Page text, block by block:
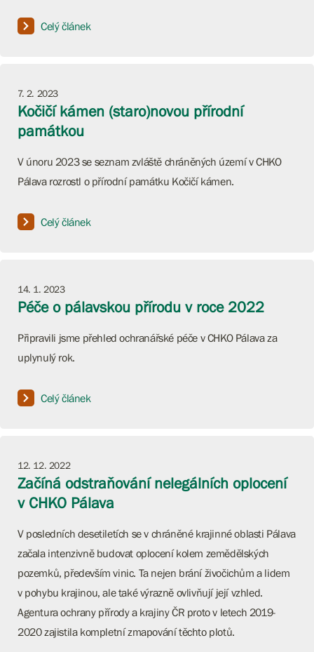
Celý článek
7. 2. 2023
Kočičí kámen (staro)novou přírodní
památkou
V únoru 2023 se seznam zvláště chráněných území v CHKO
Pálava rozrostl o přírodní památku Kočičí kámen.
Celý článek
14. 1. 2023
Péče o pálavskou přírodu v roce 2022
Připravili jsme přehled ochranářské péče v CHKO Pálava za
uplynulý rok.
Celý článek
12. 12. 2022
Začíná odstraňování nelegálních oplocení
v CHKO Pálava
V posledních desetiletích se v chráněné krajinné oblasti Pálava
začala intenzivně budovat oplocení kolem zemědělských
pozemků, především vinic. Ta nejen brání živočichům a lidem
v pohybu krajinou, ale také výrazně ovlivňují její vzhled.
Agentura ochrany přírody a krajiny ČR proto v letech 2019-
2020 zajistila kompletní zmapování těchto plotů.